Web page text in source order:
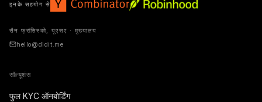
इनके सहयोग से
सैन फ्रांसिस्को, यूएसए · मुख्यालय
hello@didit.me
सॉल्यूशंस
फुल KYC ऑनबोर्डिंग